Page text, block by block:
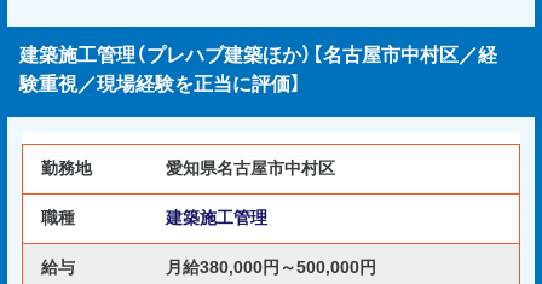
建築施工管理（プレハブ建築ほか）【名古屋市中村区／経
験重視／現場経験を正当に評価】
勤務地 愛知県名古屋市中村区
職種 建築施工管理
給与 月給380,000円～500,000円